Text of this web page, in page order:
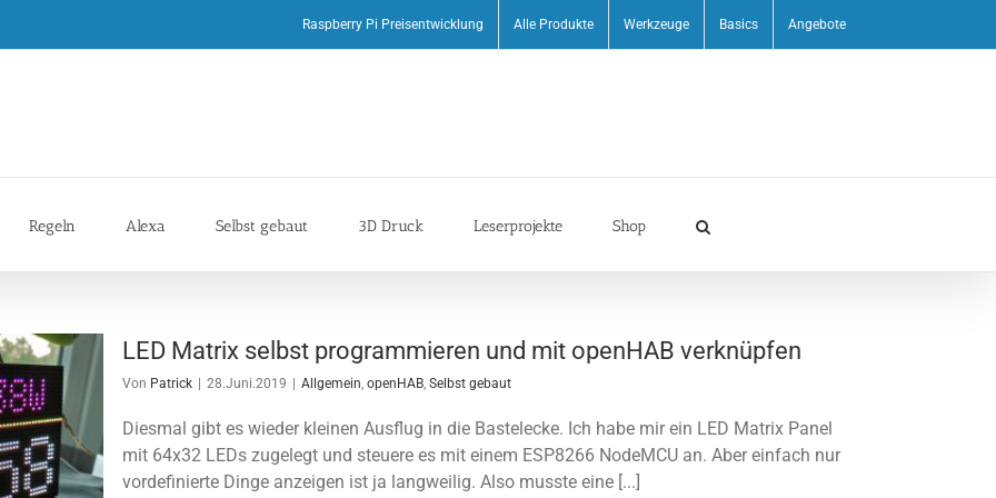
Raspberry Pi Preisentwicklung Alle Produkte Werkzeuge Basics Angebote
Regeln Alexa Selbst gebaut 3D Druck Leserprojekte Shop
LED Matrix selbst programmieren und mit openHAB verknüpfen
Von Patrick 28.Juni.2019 Allgemein, openHAB, Selbst gebaut
Diesmal gibt es wieder kleinen Ausflug in die Bastelecke. Ich habe mir ein LED Matrix Panel
mit 64x32 LEDs zugelegt und steuere es mit einem ESP8266 NodeMCU an. Aber einfach nur
vordefinierte Dinge anzeigen ist ja langweilig. Also musste eine [...]